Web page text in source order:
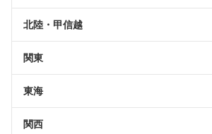
北陸・甲信越
関東
東海
関西